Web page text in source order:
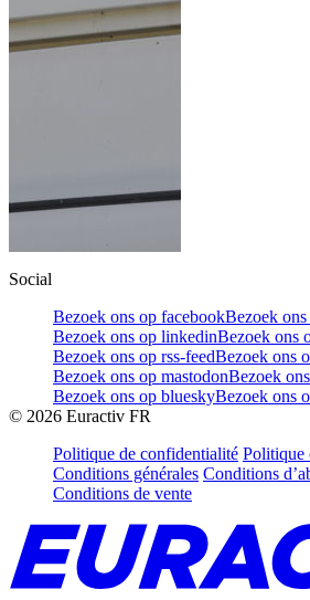
Social
Bezoek ons op facebookBezoek
Bezoek ons op linkedinBezoek ons
Bezoek ons op rss-feedBezoek ons
Bezoek ons op mastodonBezoek
Bezoek ons op blueskyBezoek ons
© 2026 Euractiv FR
Politique de confidentialité Politique
Conditions générales Conditions
Conditions de vente